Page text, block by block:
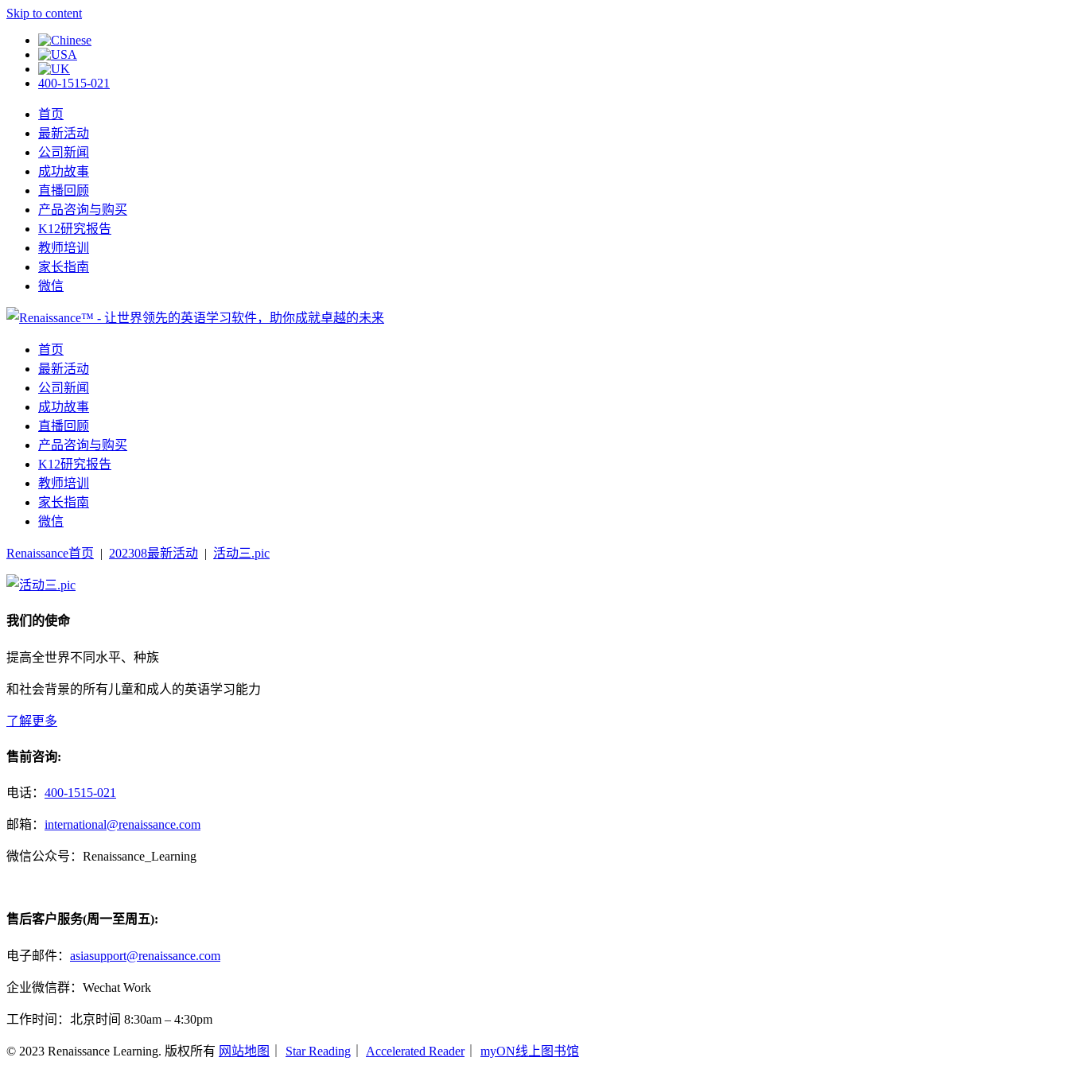
Skip to content
400-1515-021
首页
最新活动
公司新闻
成功故事
直播回顾
产品咨询与购买
K12研究报告
教师培训
家长指南
微信
首页
最新活动
公司新闻
成功故事
直播回顾
产品咨询与购买
K12研究报告
教师培训
家长指南
微信
Renaissance首页 | 202308最新活动 | 活动三.pic
我们的使命
提高全世界不同水平、种族
和社会背景的所有儿童和成人的英语学习能力
了解更多
售前咨询:
电话： 400-1515-021
邮箱： international@renaissance.com
微信公众号：Renaissance_Learning
售后客户服务(周一至周五):
电子邮件： asiasupport@renaissance.com
企业微信群：Wechat Work
工作时间：北京时间 8:30am – 4:30pm
© 2023 Renaissance Learning. 版权所有 网站地图 Star Reading Accelerated Reader｜ myON线上图书馆